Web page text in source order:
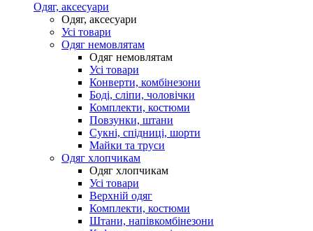
Одяг, аксесуари
Одяг, аксесуари
Усі товари
Одяг немовлятам
Одяг немовлятам
Усі товари
Конверти, комбінезони
Боді, сліпи, чоловічки
Комплекти, костюми
Повзунки, штани
Сукні, спідниці, шорти
Майки та труси
Одяг хлопчикам
Одяг хлопчикам
Усі товари
Верхній одяг
Комплекти, костюми
Штани, напівкомбінезони